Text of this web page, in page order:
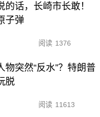
的话，长崎市长敢！
子弹
阅读 1376
物突然“反水”？特朗普
脱
阅读 11613